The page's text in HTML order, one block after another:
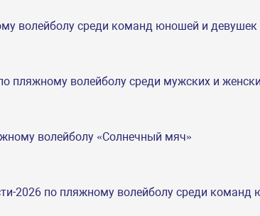
волейболу среди команд юношей и девушек
пляжному волейболу среди мужских и
волейболу «Солнечный мяч»
2026 по пляжному волейболу среди